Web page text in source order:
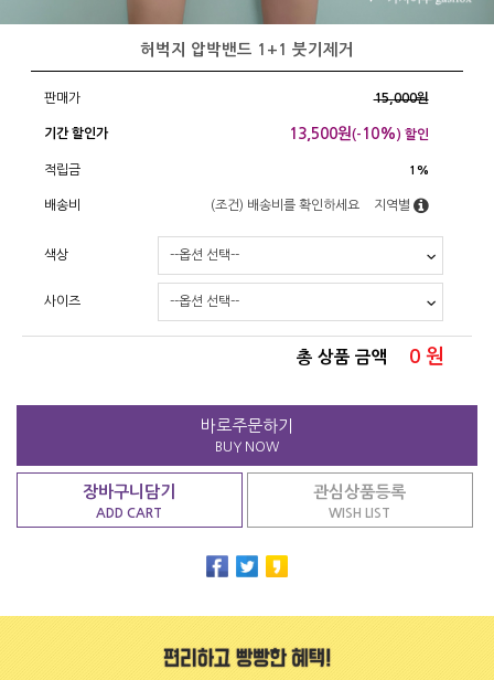
허벅지 압박밴드 1+1 붓기제거
판매가 15,000원
기간 할인가 13,500원(- 10%) 할인
적립금 1%
배송비 (조건) 배송비를 확인하세요 지역별
색상
사이즈
총 상품 금액 0 원
바로주문하기
BUY NOW
장바구니담기
ADD CART
관심상품등록
WISH LIST